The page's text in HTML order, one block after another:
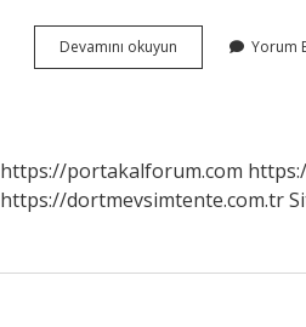
Devamını okuyun
Yapraklar
Yorum
https://portakalforum.com
https://dortmevsimtente.com.tr